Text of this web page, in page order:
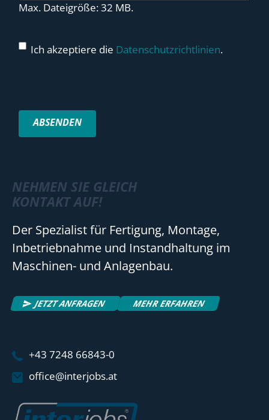
Max. Dateigröße: 32 MB.
Ich akzeptiere die Datenschutzrichtlinien.
NEHMEN SIE GLEICH
KONTAKT AUF!
Der Spezialist für Fertigung, Montage,
Inbetriebnahme und Instandhaltung im
Maschinen- und Anlagenbau.
JETZT ANFRAGEN MEHR ERFAHREN
+43 7248 66843-0
office@interjobs.at